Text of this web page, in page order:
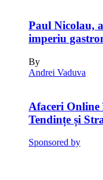
Paul Nicolau,
imperiu
By
Andrei Vaduva
Afaceri
Tendințe și
Sponsored by